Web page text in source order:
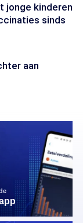
jonge kinderen
sinds
aan